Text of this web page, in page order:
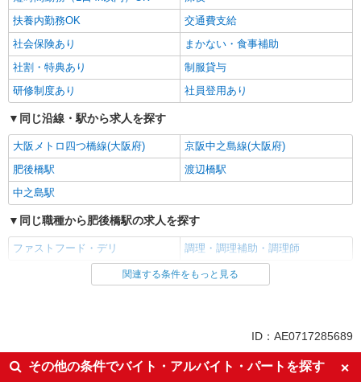
扶養内勤務OK
交通費支給
社会保険あり
まかない・食事補助
社割・特典あり
制服貸与
研修制度あり
社員登用あり
同じ沿線・駅から求人を探す
大阪メトロ四つ橋線(大阪府)
京阪中之島線(大阪府)
肥後橋駅
渡辺橋駅
中之島駅
同じ職種から肥後橋駅の求人を探す
ファストフード・デリ 調理・調理補助・調理師
同じ雇用形態から肥後橋駅の求人を探す
履歴書不要
未経験歓迎
高校生OK
大学生歓迎
関連する条件をもっと見る
ID：AE0717285689
その他の条件でバイト・アルバイト・パートを探す